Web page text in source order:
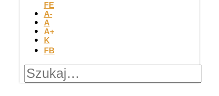
FE
A-
A
A+
K
FB